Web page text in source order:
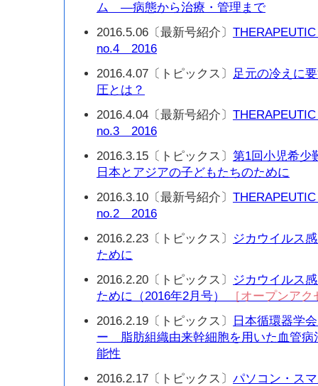
ム —病態から治療・管理まで
2016.5.06〔最新号紹介〕
no.4 2016
2016.4.07〔トピックス〕
足元の冷えに
圧とは？
2016.4.04〔最新号紹介〕
no.3 2016
2016.3.15〔トピックス〕 第1回小児希少
日本とアジアの子どもたちのために
2016.3.10〔最新号紹介〕
no.2 2016
2016.2.23〔トピックス〕
ジカウイルス
ために
2016.2.20〔トピックス〕
ジカウイルス
ために（2016年2月号）
［オープンアク
2016.2.19〔トピックス〕
日本循環器学
ー 脂肪組織由来幹細胞を用いた血管病
能性
2016.2.17〔トピックス〕 パソコン・ス